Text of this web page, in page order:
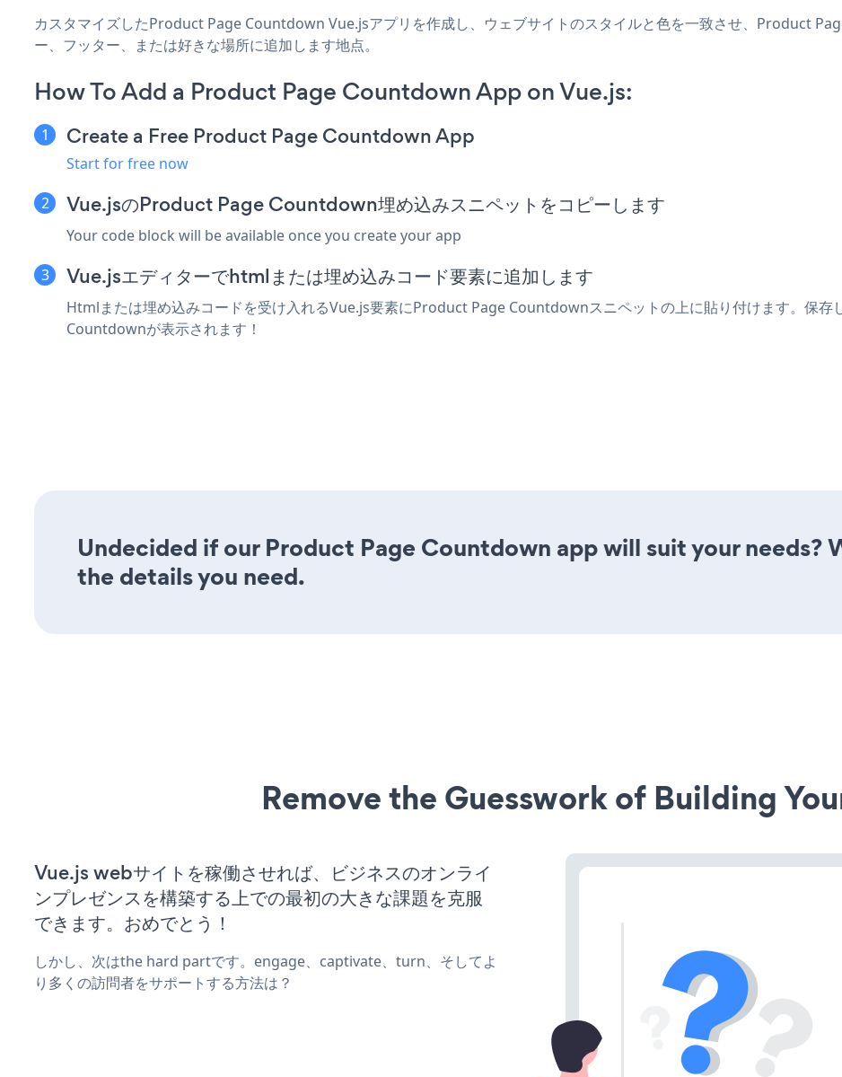
カスタマイズしたProduct Page Countdown Vue.jsアプリを作成し、ウェブサイトのスタイルと色を一致させ、Product
ー、フッター、または好きな場所に追加します地点。
How To Add a Product Page Countdown App on Vue.js:
Create a Free Product Page Countdown App
Start for free now
Vue.jsのProduct Page Countdown埋め込みスニペットをコピーします
Your code block will be available once you create your app
Vue.jsエディターでhtmlまたは埋め込みコード要素に追加します
Htmlまたは埋め込みコードを受け入れるVue.js要素にProduct Page Countdownスニペットの上に貼り付けます。保
Countdownが表示されます！
Undecided if our Product Page Countdown app will suit your needs?
the details you need.
Remove the Guesswork of Building
Vue.js webサイトを稼働させれば、ビジネスのオンライ
ンプレゼンスを構築する上での最初の大きな課題を克服
できます。おめでとう！
しかし、次はthe hard partです。engage、captivate、turn、そしてよ
り多くの訪問者をサポートする方法は？